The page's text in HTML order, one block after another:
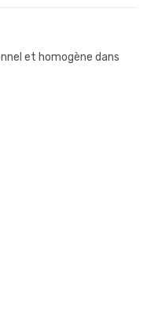
et homogène dans